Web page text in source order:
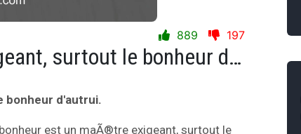
889 197
Le bonheur est un maÃ®tre exigeant, surtout le bonheur d'autrui.
bonheur d'autrui.
est un maÃ®tre exigeant, surtout le